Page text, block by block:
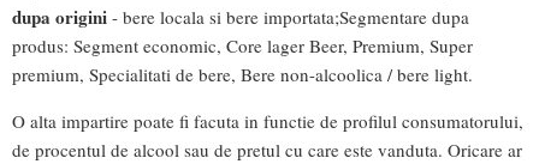
dupa origini - bere locala si bere importata;Segmentare dupa
produs: Segment economic, Core lager Beer, Premium, Super
premium, Specialitati de bere, Bere non-alcoolica / bere light.
O alta impartire poate fi facuta in functie de profilul consumatorului,
de procentul de alcool sau de pretul cu care este vanduta. Oricare ar